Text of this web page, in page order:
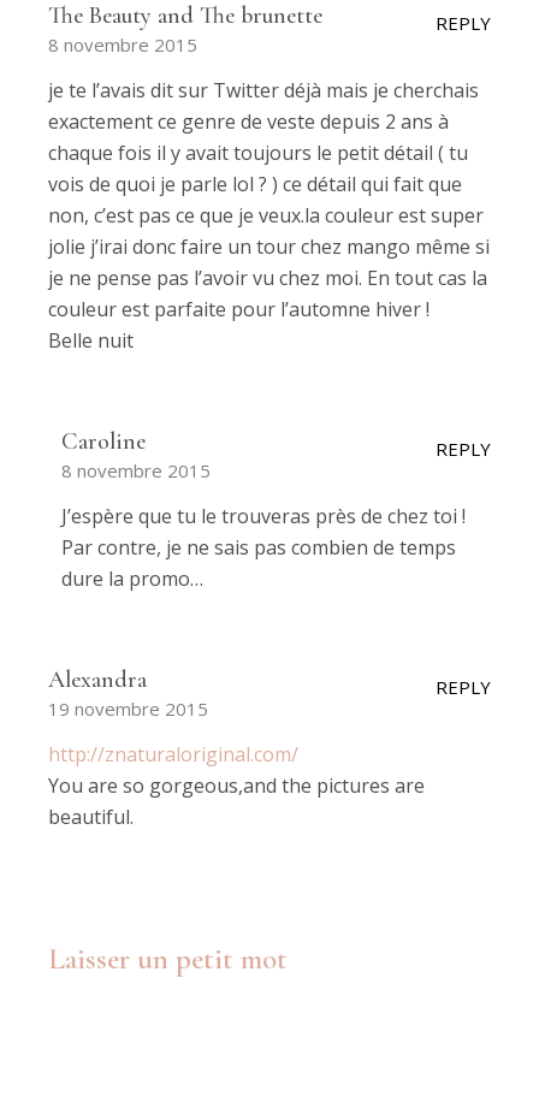
The Beauty and The brunette
8 novembre 2015
REPLY
je te l’avais dit sur Twitter déjà mais je cherchais
exactement ce genre de veste depuis 2 ans à
chaque fois il y avait toujours le petit détail ( tu
vois de quoi je parle lol ? ) ce détail qui fait que
non, c’est pas ce que je veux.la couleur est super
jolie j’irai donc faire un tour chez mango même si
je ne pense pas l’avoir vu chez moi. En tout cas la
couleur est parfaite pour l’automne hiver !
Belle nuit
Caroline
8 novembre 2015
REPLY
J’espère que tu le trouveras près de chez toi !
Par contre, je ne sais pas combien de temps
dure la promo…
Alexandra
19 novembre 2015
REPLY
http://znaturaloriginal.com/
You are so gorgeous,and the pictures are
beautiful.
Laisser un petit mot